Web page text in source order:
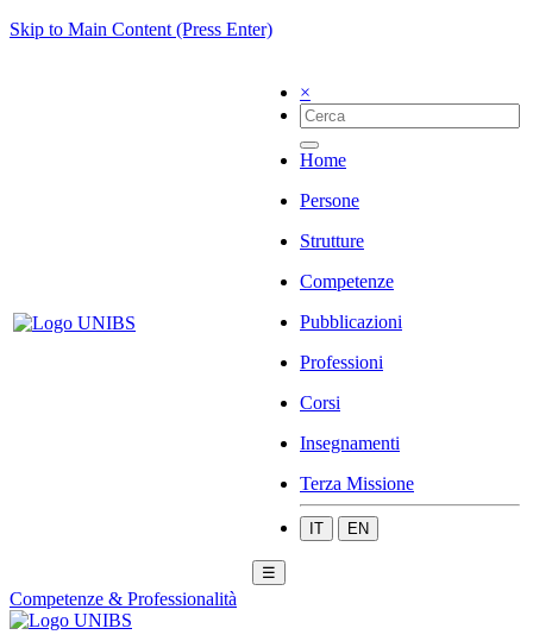
Skip to Main Content (Press Enter)
×
Home
Persone
Strutture
Competenze
Pubblicazioni
Professioni
Corsi
Insegnamenti
Terza Missione
IT EN
☰
Competenze & Professionalità